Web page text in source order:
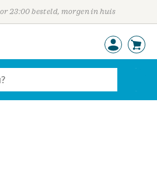
23:00 besteld, morgen in huis